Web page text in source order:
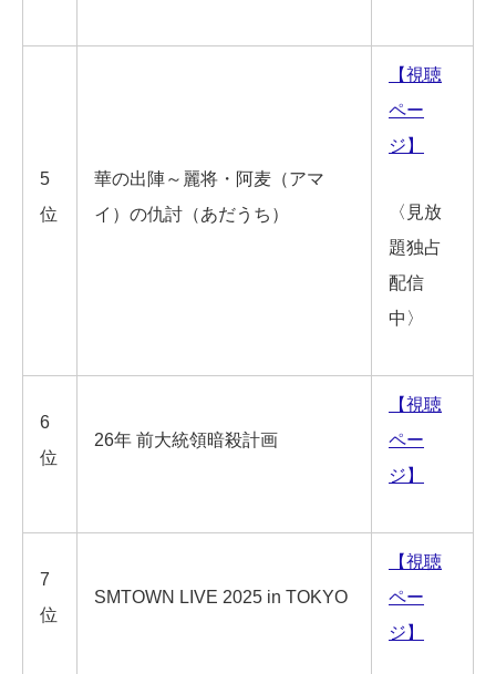
5
位
華の出陣～麗将・阿麦（アマ
イ）の仇討（あだうち）
【視聴
ペー
ジ】
〈見放
題独占
配信
中〉
6
位
26年 前大統領暗殺計画
【視聴
ペー
ジ】
7
位
SMTOWN LIVE 2025 in TOKYO
【視聴
ペー
ジ】